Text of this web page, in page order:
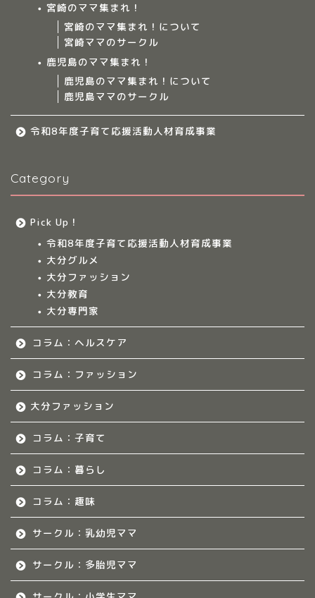
宮崎のママ集まれ！
宮崎のママ集まれ！について
宮崎ママのサークル
鹿児島のママ集まれ！
鹿児島のママ集まれ！について
鹿児島ママのサークル
令和8年度子育て応援活動人材育成事業
Category
Pick Up！
令和8年度子育て応援活動人材育成事業
大分グルメ
大分ファッション
大分教育
大分専門家
コラム：ヘルスケア
コラム：ファッション
大分ファッション
コラム：子育て
コラム：暮らし
コラム：趣味
サークル：乳幼児ママ
サークル：多胎児ママ
ママ集まれ！スタッフ
九州のママ集まれ！
大分のママ集まれ！
福岡のママ集まれ！につ
佐賀のママ集まれ！につ